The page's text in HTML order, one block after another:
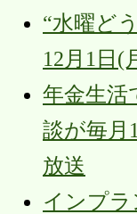
“水曜ど
12月1日(
年金生活
談が毎月
放送
インプ